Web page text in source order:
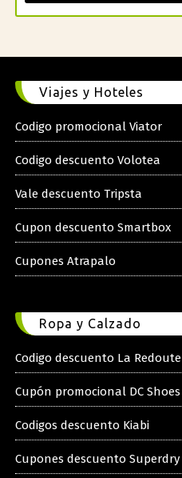
Viajes y Hoteles
Codigo promocional Viator
Codigo descuento Volotea
Vale descuento Tripsta
Cupon descuento Smartbox
Cupones Atrapalo
Ropa y Calzado
Codigo descuento La Redoute
Cupón promocional DC Shoes
Codigos descuento Kiabi
Cupones descuento Superdry